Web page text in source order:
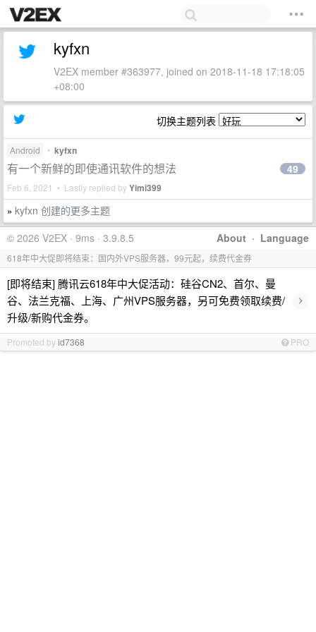
kyfxn
V2EX member #363977, joined on 2018-11-18 17:18:05
+08:00
切换主题列表
Android • kyfxn
有一个新鲜的即使通讯软件的想法
Feb 6, 2021 • Lastly replied byYimi399
49
» kyfxn 创建的更多主题
About · Language
© 2026 V2EX · 9ms · 3.9.8.5
618年中大促即将结束：国内外VPS服务器，99元起，续费代金券
[即将结束] 腾讯云618年中大促活动：硅谷CN2、首尔、曼
谷、法兰克福、上海、广州VPS服务器，另可免费领取续费/
升级/新购代金券。
›
Promoted byid7368 PRO